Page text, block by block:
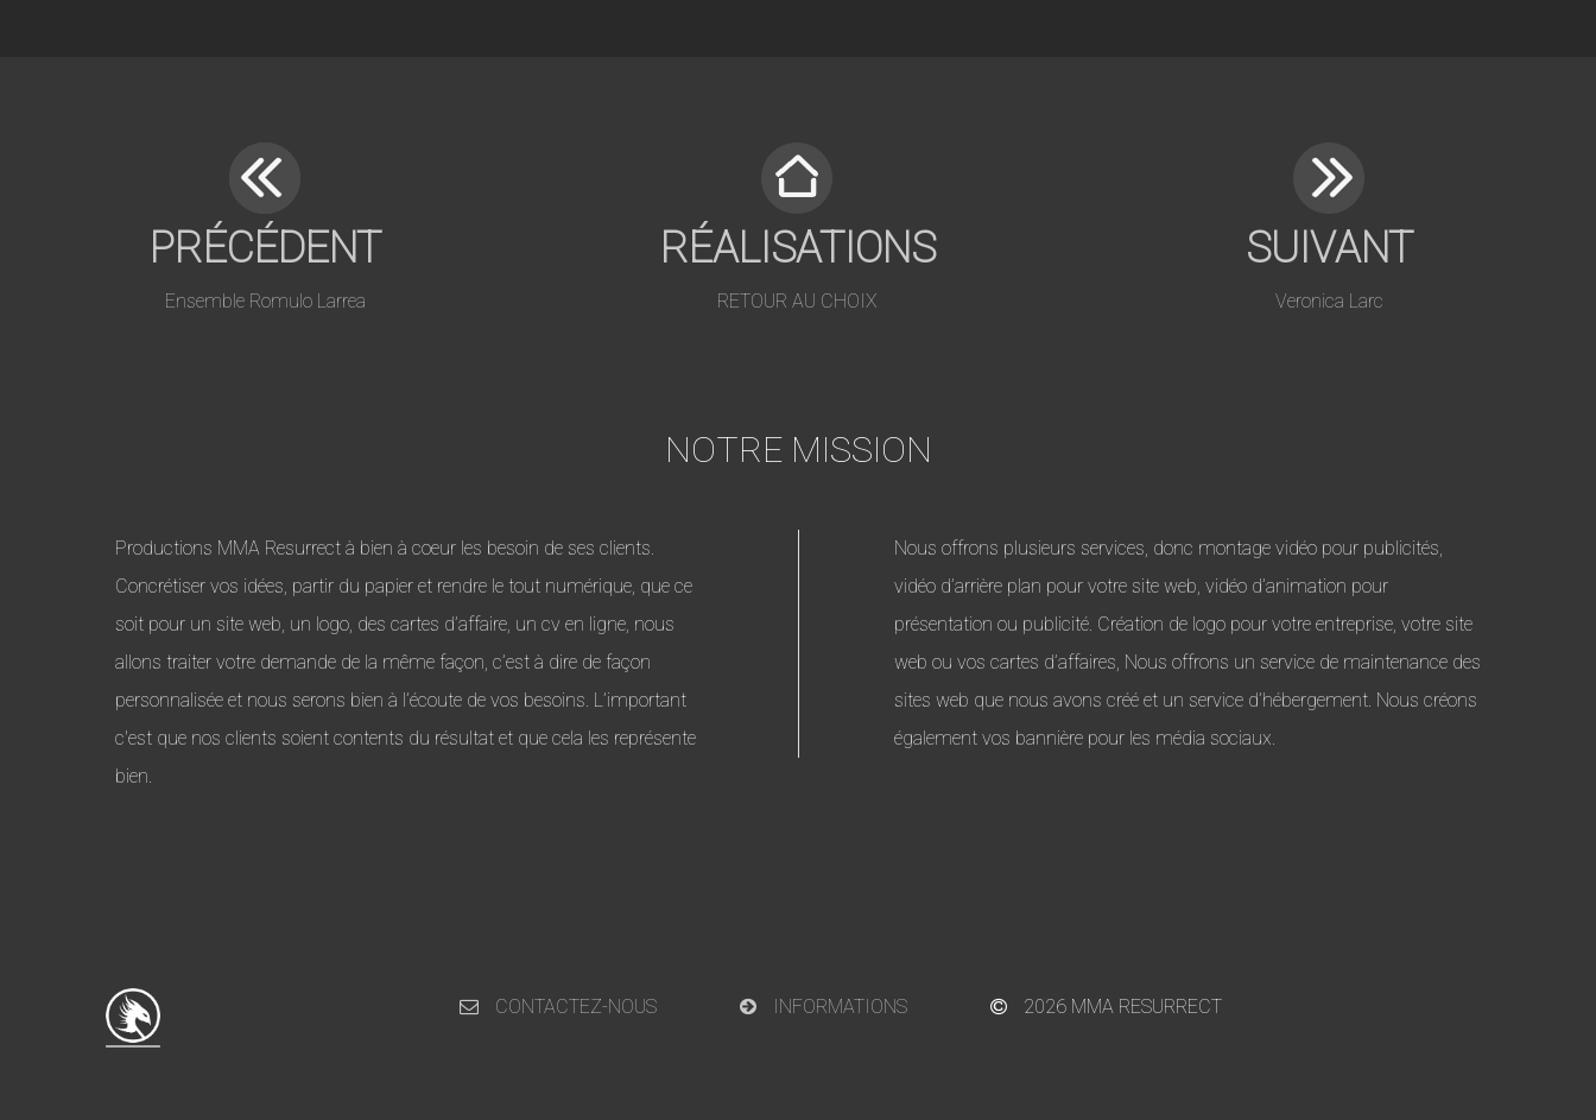
PRÉCÉDENT
Ensemble Romulo Larrea
RÉALISATIONS
RETOUR AU CHOIX
SUIVANT
Veronica Larc
NOTRE MISSION
Productions MMA Resurrect à bien à coeur les besoin de ses clients.
Concrétiser vos idées, partir du papier et rendre le tout numérique, que ce
soit pour un site web, un logo, des cartes d’affaire, un cv en ligne, nous
allons traiter votre demande de la même façon, c’est à dire de façon
personnalisée et nous serons bien à l’écoute de vos besoins. L’important
c'est que nos clients soient contents du résultat et que cela les représente
bien.
Nous offrons plusieurs services, donc montage vidéo pour publicités,
vidéo d’arrière plan pour votre site web, vidéo d’animation pour
présentation ou publicité. Création de logo pour votre entreprise, votre site
web ou vos cartes d’affaires, Nous offrons un service de maintenance des
sites web que nous avons créé et un service d’hébergement. Nous créons
également vos bannière pour les média sociaux.
CONTACTEZ-NOUS INFORMATIONS 2026 MMA RESURRECT